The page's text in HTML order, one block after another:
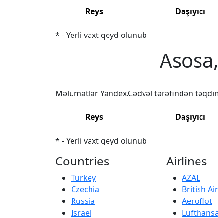
Reys Daşıyıcı
* - Yerli vaxt qeyd olunub
Məlumatlar Yandex.Cədvəl tərəfindən
Reys Daşıyıcı
* - Yerli vaxt qeyd olunub
Countries
Turkey
Czechia
Russia
Israel
Airlines
AZAL
British
Aeroflot